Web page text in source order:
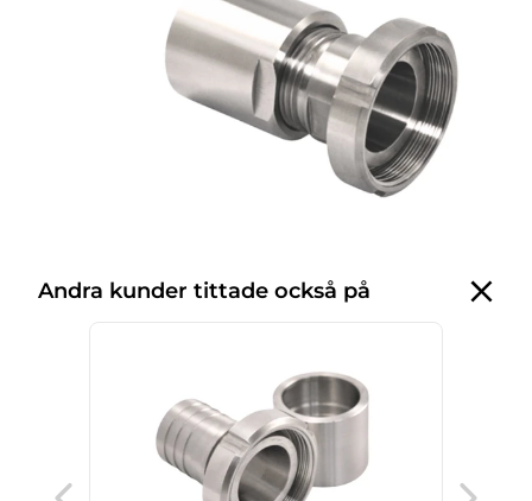
Andra kunder tittade också på